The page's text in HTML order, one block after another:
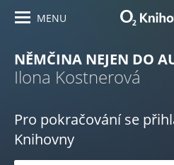
MENU
NĚMČINA NEJEN DO
Ilona Kostnerová
Pro pokračování se
Knihovny